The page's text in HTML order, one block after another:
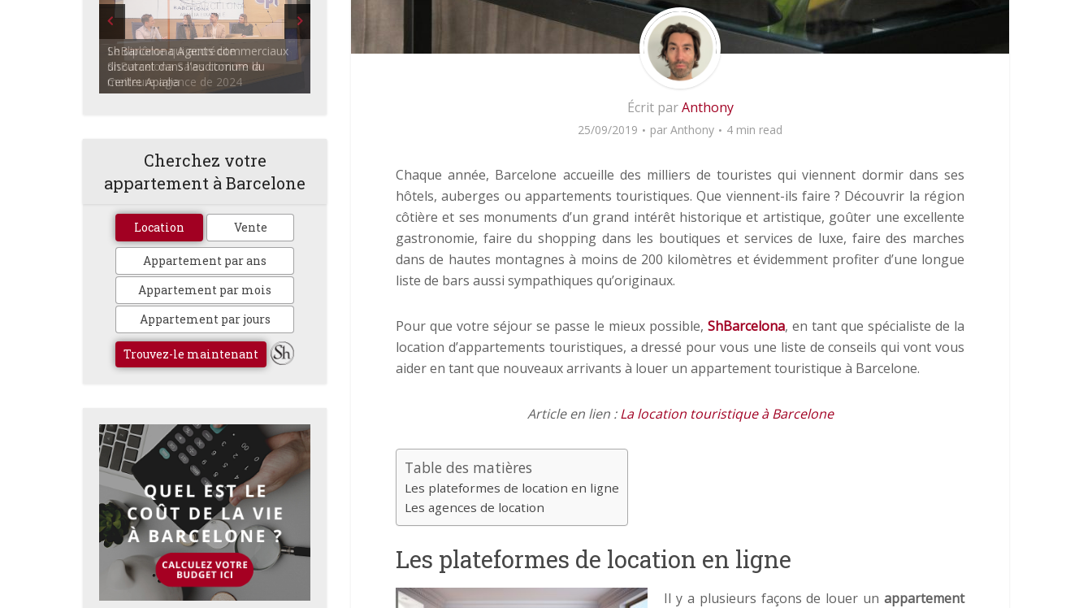
ShBarcelona Agents commerciaux
discutant dans l'auditorium du
Centre Apialia
Cherchez votre
appartement à Barcelone
Location Vente
Appartement par ans
Appartement par mois
Appartement par jours
Trouvez-le maintenant
Écrit parAnthony
25/09/2019 par Anthony 4 min read
Chaque année, Barcelone accueille des milliers de touristes qui viennent dormir dans ses
hôtels, auberges ou appartements touristiques. Que viennent-ils faire ? Découvrir la région
côtière et ses monuments d’un grand intérêt historique et artistique, goûter une excellente
gastronomie, faire du shopping dans les boutiques et services de luxe, faire des marches
dans de hautes montagnes à moins de 200 kilomètres et évidemment profiter d’une longue
liste de bars aussi sympathiques qu’originaux.
Pour que votre séjour se passe le mieux possible, ShBarcelona, en tant que spécialiste de la
location d’appartements touristiques, a dressé pour vous une liste de conseils qui vont vous
aider en tant que nouveaux arrivants à louer un appartement touristique à Barcelone.
Article en lien :La location touristique à Barcelone
Table des matières
Les plateformes de location en ligne
Les agences de location
Les plateformes de location en ligne
Il y a plusieurs façons de louer un appartement